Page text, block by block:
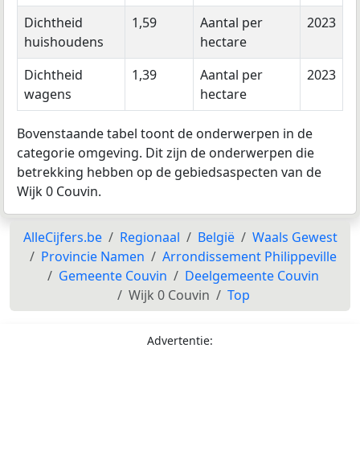
Dichtheid
huishoudens
1,59
Aantal per
hectare
2023
Dichtheid
wagens
1,39
Aantal per
hectare
2023
Bovenstaande tabel toont de onderwerpen in de
categorie omgeving. Dit zijn de onderwerpen die
betrekking hebben op de gebiedsaspecten van de
Wijk 0 Couvin.
AlleCijfers.be Regionaal België
Waals Gewest
Provincie Namen
Arrondissement Philippeville
Gemeente Couvin
Deelgemeente Couvin
Wijk 0 Couvin
Top
Advertentie: